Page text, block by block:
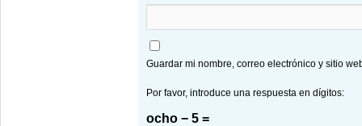
Guardar mi nombre, correo electrónico y sitio
Por favor, introduce una respuesta en dígitos:
ocho − 5 =